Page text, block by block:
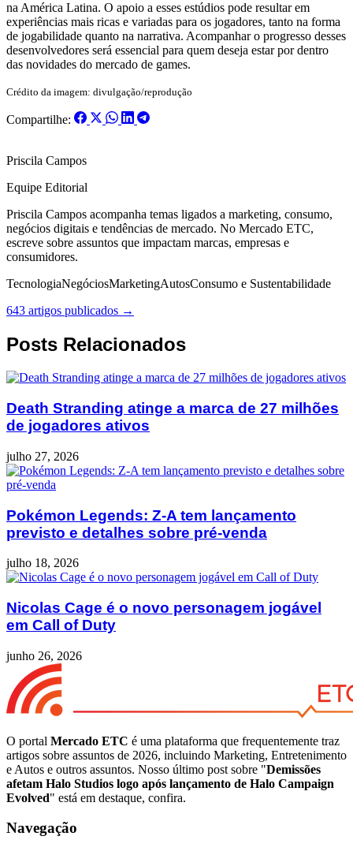
na América Latina. O apoio a esses estúdios pode resultar em
experiências mais ricas e variadas para os jogadores, tanto na forma
de jogabilidade quanto na narrativa. Acompanhar o progresso desses
desenvolvedores será essencial para quem deseja estar por dentro
das novidades do mercado de games.
Crédito da imagem: divulgação/reprodução
Compartilhe:
Priscila Campos
Equipe Editorial
Priscila Campos acompanha temas ligados a marketing, consumo,
negócios digitais e tendências de mercado. No Mercado ETC,
escreve sobre assuntos que impactam marcas, empresas e
consumidores.
TecnologiaNegóciosMarketingAutosConsumo e Sustentabilidade
643 artigos publicados →
Posts Relacionados
Death Stranding atinge a marca de 27 milhões
de jogadores ativos
julho 27, 2026
Pokémon Legends: Z-A tem lançamento
previsto e detalhes sobre pré-venda
julho 18, 2026
Nicolas Cage é o novo personagem jogável
em Call of Duty
junho 26, 2026
O portal Mercado ETC é uma plataforma que frequentemente traz
artigos sobre assuntos de 2026, incluindo Marketing, Entretenimento
e Autos e outros assuntos. Nosso último post sobre "Demissões
afetam Halo Studios logo após lançamento de Halo Campaign
Evolved" está em destaque, confira.
Navegação